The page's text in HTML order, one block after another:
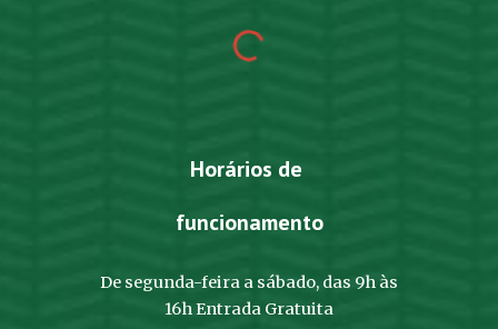
Horários de
funcionamento
De segunda-feira a sábado, das 9h às
16h Entrada Gratuita